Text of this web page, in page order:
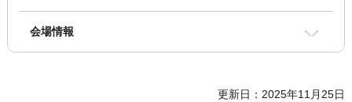
会場情報
更新日：2025年11月25日